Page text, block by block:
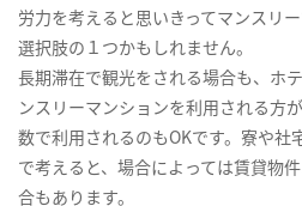
労力を考えると思いきってマンスリ
選択肢の１つかもしれません。
長期滞在で観光をされる場合も、ホ
ンスリーマンションを利用される方
数で利用されるのもOKです。寮や社
で考えると、場合によっては賃貸物
合もあります。